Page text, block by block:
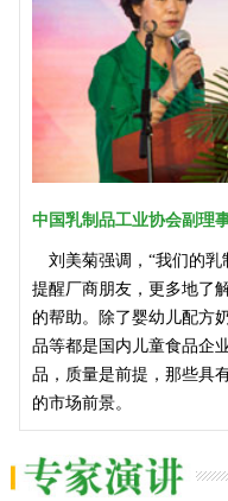
中国乳制品工业协会副理
刘美菊强调，“我们的
提醒厂商朋友，更多地了
的帮助。除了婴幼儿配方
品等都是国内儿童食品企
品，质量是前提，那些具
的市场前景。